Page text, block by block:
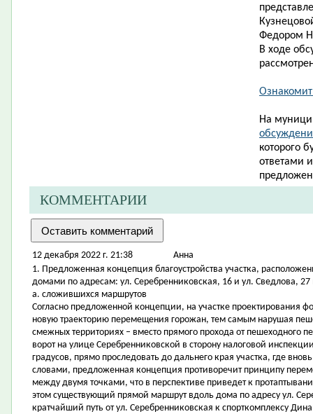
Федором
В ходе
На
которого
ответами
КОММЕНТАРИИ
12 декабря 2022 г. 21:38
Aнна
1. Предложенная концепция благоустройства участка,
домами по адресам: ул. Серебренниковская, 16 и ул. Сведлова, 27
a. сложившихся маршрутов
Согласно предложенной концепции, на участке проектирования
новую траекторию перемещения горожан, тем самым нарушая
смежных территориях – вместо прямого прохода от пешеходного
ворот на улице Серебренниковской в сторону налоговой
градусов, прямо проследовать до дальнего края участка, где
словами, предложенная концепция противоречит принципу
между двумя точками, что в перспективе приведет к
этом существующий прямой маршрут вдоль дома по адресу ул.
кратчайший путь от ул. Серебренниковская к спорткомплексу